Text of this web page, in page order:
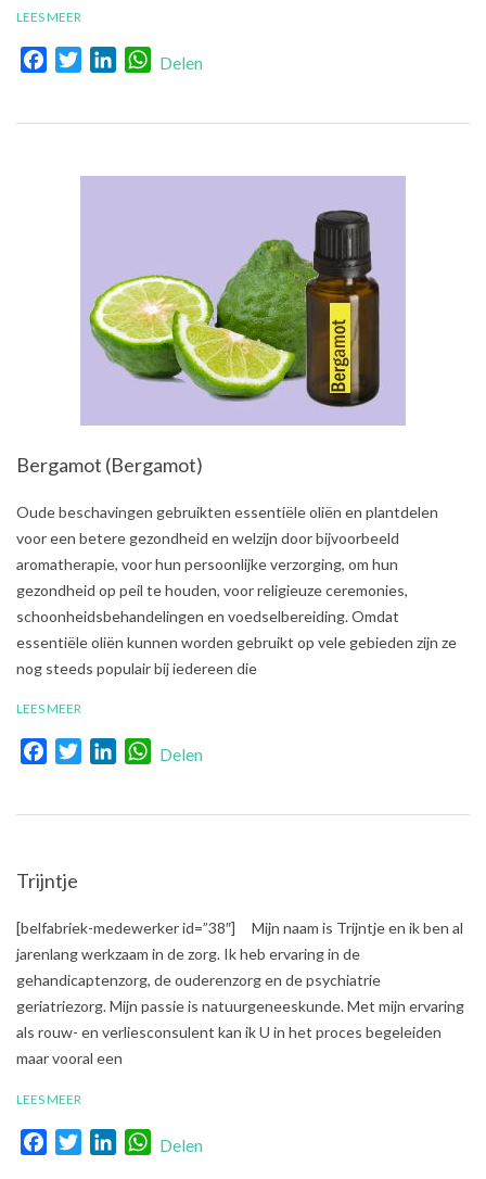
LEES MEER
FacebookTwitterLinkedInWhatsApp
Delen
Bergamot (Bergamot)
2021-
Oude beschavingen gebruikten essentiële oliën en plantdelen
voor een betere gezondheid en welzijn door bijvoorbeeld
aromatherapie, voor hun persoonlijke verzorging, om hun
gezondheid op peil te houden, voor religieuze ceremonies,
schoonheidsbehandelingen en voedselbereiding. Omdat
essentiële oliën kunnen worden gebruikt op vele gebieden zijn ze
nog steeds populair bij iedereen die
LEES MEER
FacebookTwitterLinkedInWhatsApp
Delen
Trijntje
2020-
01-
08
[belfabriek-medewerker id=”38″] Mijn naam is Trijntje en ik ben al
jarenlang werkzaam in de zorg. Ik heb ervaring in de
gehandicaptenzorg, de ouderenzorg en de psychiatrie
geriatriezorg. Mijn passie is natuurgeneeskunde. Met mijn ervaring
als rouw- en verliesconsulent kan ik U in het proces begeleiden
maar vooral een
LEES MEER
FacebookTwitterLinkedInWhatsApp
Delen